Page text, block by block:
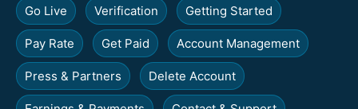
Go Live Verification Getting Started
Pay Rate Get Paid Account Management
Press & Partners Delete Account